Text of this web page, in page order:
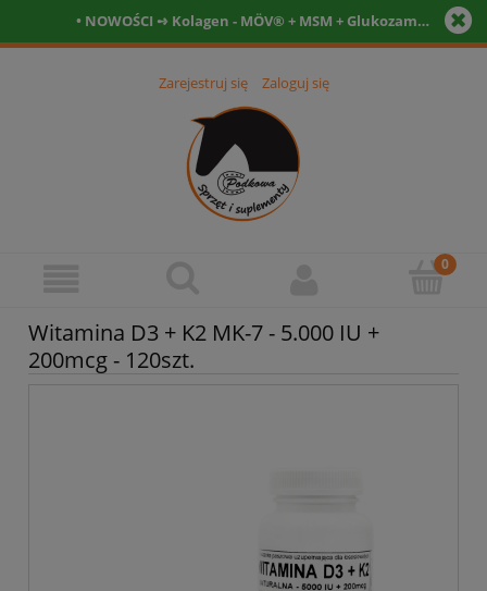
• NOWOŚCI ➺ Kolagen - MÖV® + MSM + Glukozamina + Witamina C- Tabletki • Witamina D3 12.000 IU + kofaktory - tabletki 90szt. + 90szt. •
Zarejestruj się Zaloguj się
Witamina D3 + K2 MK-7 - 5.000 IU +
200mcg - 120szt.